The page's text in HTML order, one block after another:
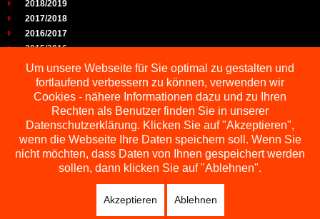
2018/2019
2017/2018
2016/2017
2015/2016
2014/2015
2013/2014
2012/2013
2011/2012
2010/2011
2009/2010
Copyright © 2026 Schachbezirk Sauerland
Um unsere Webseite für Sie optimal zu gestalten und
fortlaufend verbessern zu können, verwenden wir
Cookies - nähere Informationen dazu und zu Ihren
Rechten als Benutzer finden Sie in unserer
Datenschutzerklärung. Klicken Sie auf "Akzeptieren",
wenn die Webseite Ihre Daten speichern soll. Wenn Sie
nicht möchten, dass Daten von Ihnen gespeichert werden
sollen, dann klicken Sie auf "Ablehnen".
Akzeptieren Ablehnen